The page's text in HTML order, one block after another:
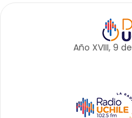
Año XVIII, 9 de